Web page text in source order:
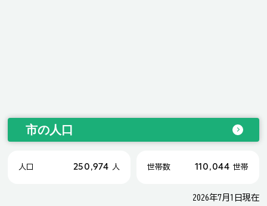
市の人口
人口 250,974 人 世帯数 110,044 世帯
2026年7月1日現在